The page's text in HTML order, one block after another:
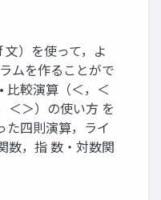
文）を使って，よ
ムを作ることがで
比較演算（＜，＜
＜＞）の使い方 を
た四則演算，ライ
数，指 数・対数関